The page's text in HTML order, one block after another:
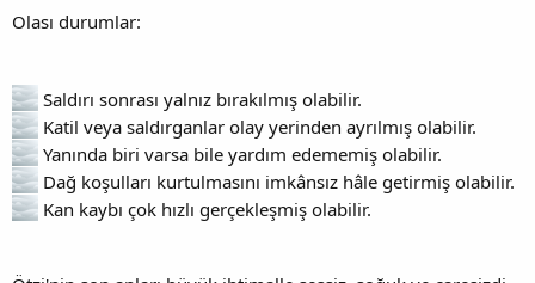
Olası durumlar:
Saldırı sonrası yalnız bırakılmış olabilir.
Katil veya saldırganlar olay yerinden ayrılmış olabilir.
Yanında biri varsa bile yardım edememiş olabilir.
Dağ koşulları kurtulmasını imkânsız hâle getirmiş olabilir.
Kan kaybı çok hızlı gerçekleşmiş olabilir.